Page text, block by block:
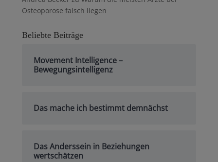
Osteoporose falsch liegen
Beliebte Beiträge
Movement Intelligence –
Bewegungsintelligenz
Das mache ich bestimmt demnächst
Das Anderssein in Beziehungen
wertschätzen